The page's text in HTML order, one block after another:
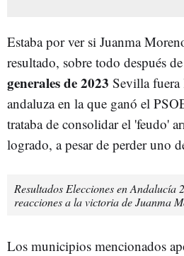
Estaba por ver si Juanma
resultado, sobre todo después
generales de 2023 Sevilla
andaluza en la que ganó el
trataba de consolidar el 'feudo'
logrado, a pesar de perder uno
Resultados Elecciones en Andalucía
reacciones a la victoria de Juanma
Los municipios mencionados